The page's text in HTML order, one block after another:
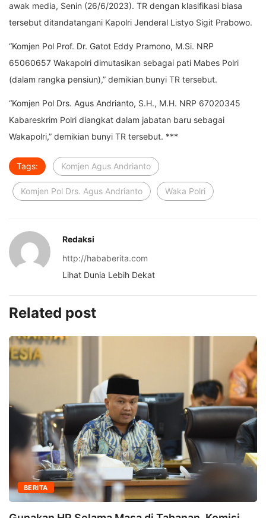
awak media, Senin (26/6/2023). TR dengan klasifikasi biasa
tersebut ditandatangani Kapolri Jenderal Listyo Sigit Prabowo.
“Komjen Pol Prof. Dr. Gatot Eddy Pramono, M.Si. NRP
65060657 Wakapolri dimutasikan sebagai pati Mabes Polri
(dalam rangka pensiun),” demikian bunyi TR tersebut.
“Komjen Pol Drs. Agus Andrianto, S.H., M.H. NRP 67020345
Kabareskrim Polri diangkat dalam jabatan baru sebagai
Wakapolri,” demikian bunyi TR tersebut. ***
Tags: Komjen Agus Andrianto
Komjen Pol Drs. Agus Andrianto Waka Polri
Redaksi
http://hababerita.com
Lihat Dunia Lebih Dekat
Related post
BERITA